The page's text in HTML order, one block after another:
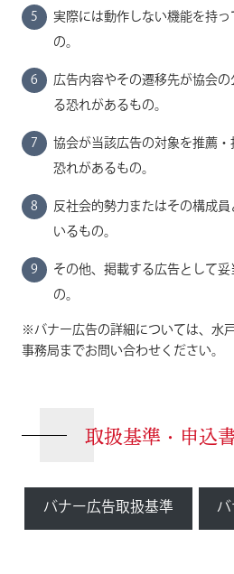
実際には動作しない機能を持
の。
広告内容やその遷移先が協会
る恐れがあるもの。
協会が当該広告の対象を推薦
恐れがあるもの。
反社会的勢力またはその構成
いるもの。
その他、掲載する広告として
の。
※バナー広告の詳細については、水
事務局までお問い合わせください。
取扱基準・申込
バナー広告取扱基準